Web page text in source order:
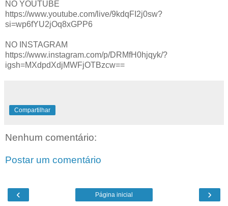
NO YOUTUBE
https://www.youtube.com/live/9kdqFI2j0sw?
si=wp6fYU2jOq8xGPP6
NO INSTAGRAM
https://www.instagram.com/p/DRMfH0hjqyk/?
igsh=MXdpdXdjMWFjOTBzcw==
Compartilhar
Nenhum comentário:
Postar um comentário
‹ ›
Página inicial